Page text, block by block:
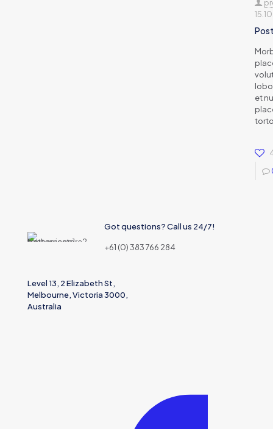
et
Got questions? Call us 24/7!
+61 (0) 383 766 284
Level 13, 2 Elizabeth St,
Melbourne, Victoria 3000,
Australia